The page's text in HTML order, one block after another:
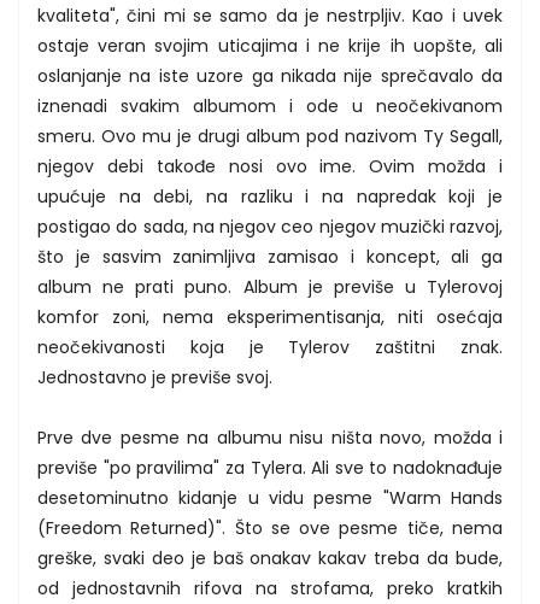
kvaliteta", čini mi se samo da je nestrpljiv. Kao i uvek
ostaje veran svojim uticajima i ne krije ih uopšte, ali
oslanjanje na iste uzore ga nikada nije sprečavalo da
iznenadi svakim albumom i ode u neočekivanom
smeru. Ovo mu je drugi album pod nazivom Ty Segall,
njegov debi takođe nosi ovo ime. Ovim možda i
upućuje na debi, na razliku i na napredak koji je
postigao do sada, na njegov ceo njegov muzički razvoj,
što je sasvim zanimljiva zamisao i koncept, ali ga
album ne prati puno. Album je previše u Tylerovoj
komfor zoni, nema eksperimentisanja, niti osećaja
neočekivanosti koja je Tylerov zaštitni znak.
Jednostavno je previše svoj.
Prve dve pesme na albumu nisu ništa novo, možda i
previše "po pravilima" za Tylera. Ali sve to nadoknađuje
desetominutno kidanje u vidu pesme "Warm Hands
(Freedom Returned)". Što se ove pesme tiče, nema
greške, svaki deo je baš onakav kakav treba da bude,
od jednostavnih rifova na strofama, preko kratkih